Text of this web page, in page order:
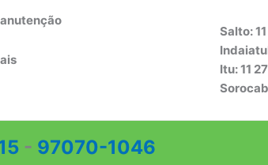
Salto:
Itu: 11
- 97070-1046